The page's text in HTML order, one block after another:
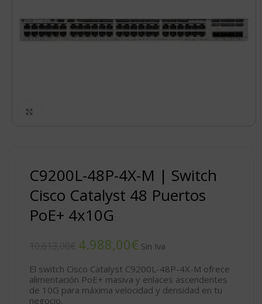
C9200L-48P-4X-M | Switch
Cisco Catalyst 48 Puertos
PoE+ 4x10G
4.988,00€
El switch Cisco Catalyst C9200L-48P-4X-M ofrece
alimentación PoE+ masiva y enlaces ascendentes
de 10G para máxima velocidad y densidad en tu
negocio.